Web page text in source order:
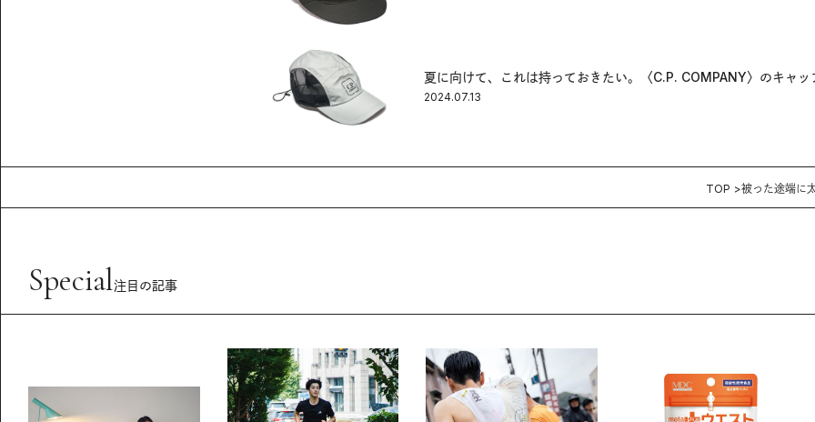
夏に向けて、これは持っておきたい。〈C.P. COMPANY〉のキャッ
2024.07.13
TOP 被った途端に
Special注目の記事